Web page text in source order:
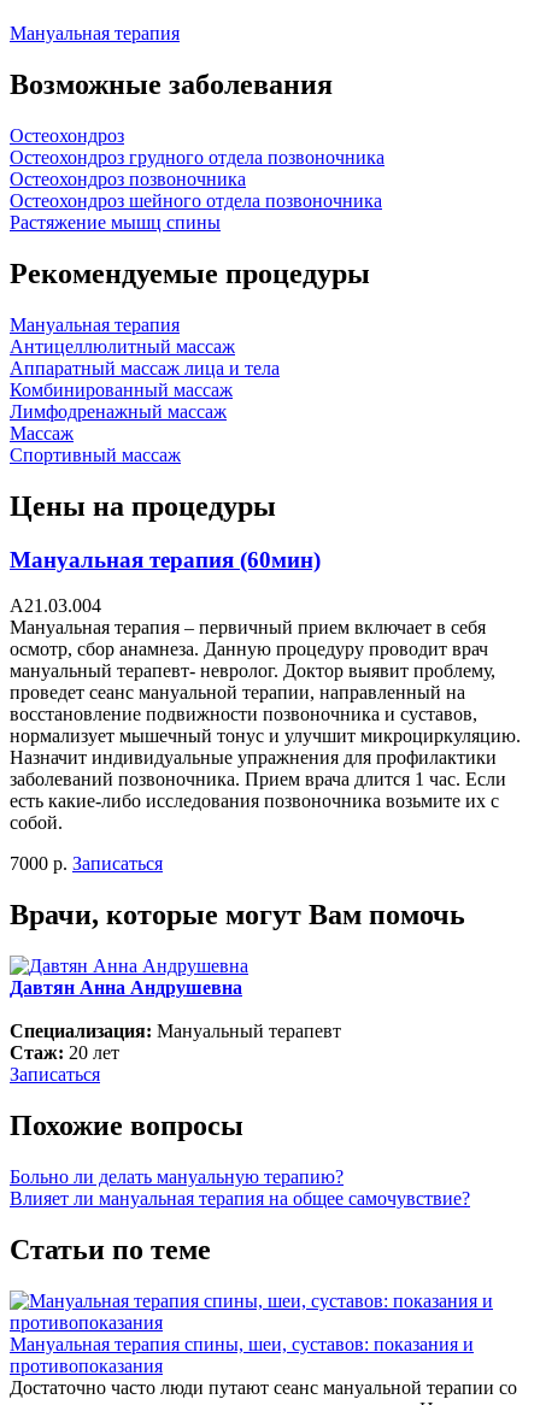
Мануальная терапия
Возможные заболевания
Остеохондроз
Остеохондроз грудного отдела позвоночника
Остеохондроз позвоночника
Остеохондроз шейного отдела позвоночника
Растяжение мышц спины
Рекомендуемые процедуры
Мануальная терапия
Антицеллюлитный массаж
Аппаратный массаж лица и тела
Комбинированный массаж
Лимфодренажный массаж
Массаж
Спортивный массаж
Цены на процедуры
Мануальная терапия (60мин)
A21.03.004
Мануальная терапия – первичный прием включает в себя
осмотр, сбор анамнеза. Данную процедуру проводит врач
мануальный терапевт- невролог. Доктор выявит проблему,
проведет сеанс мануальной терапии, направленный на
восстановление подвижности позвоночника и суставов,
нормализует мышечный тонус и улучшит микроциркуляцию.
Назначит индивидуальные упражнения для профилактики
заболеваний позвоночника. Прием врача длится 1 час. Если
есть какие-либо исследования позвоночника возьмите их с
собой.
7000 р. Записаться
Врачи, которые могут Вам помочь
Давтян Анна Андрушевна
Специализация: Мануальный терапевт
Стаж: 20 лет
Записаться
Похожие вопросы
Больно ли делать мануальную терапию?
Влияет ли мануальная терапия на общее самочувствие?
Статьи по теме
Мануальная терапия спины, шеи, суставов: показания и
противопоказания
Достаточно часто люди путают сеанс мануальной терапии со